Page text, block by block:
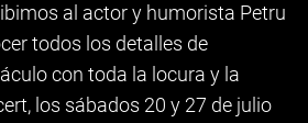
al actor y humorista Petru
todos los detalles de
con toda la locura y la
los sábados 20 y 27 de julio